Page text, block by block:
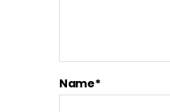
Name*